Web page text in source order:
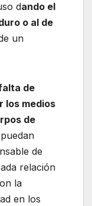
dando el
o al de
un
de
los medios
de
de
relación
la
en los